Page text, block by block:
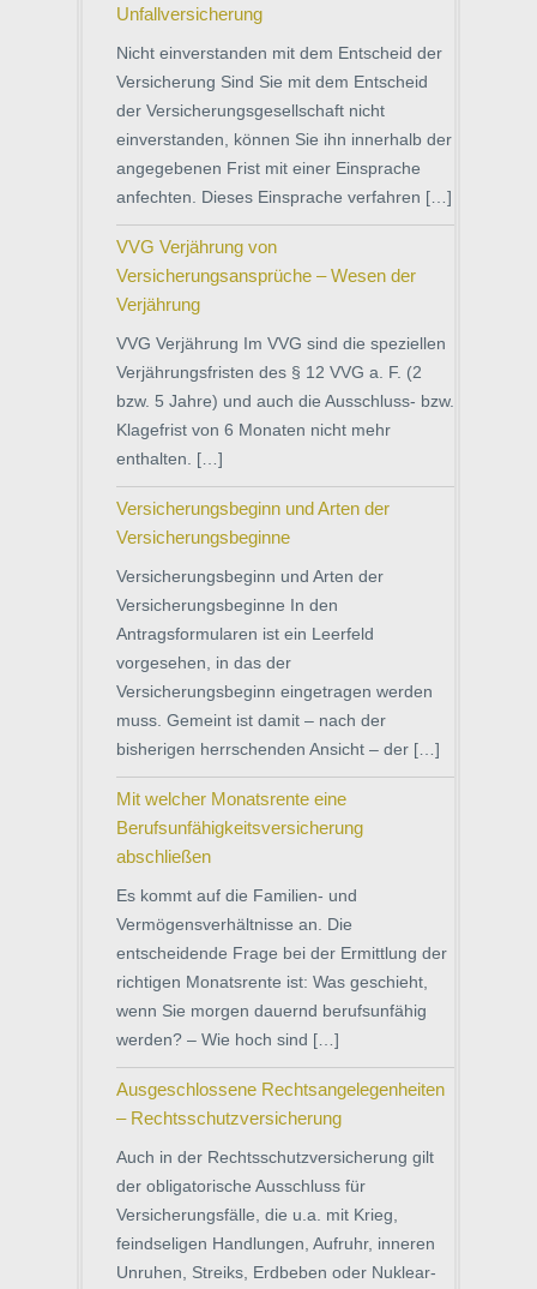
Unfallversicherung
Nicht einverstanden mit dem Entscheid der
Versicherung Sind Sie mit dem Entscheid
der Versicherungsgesellschaft nicht
einverstanden, können Sie ihn innerhalb der
angegebenen Frist mit einer Einsprache
anfechten. Dieses Einsprache verfahren […]
VVG Verjährung von
Versicherungsansprüche – Wesen der
Verjährung
VVG Verjährung Im VVG sind die speziellen
Verjährungsfristen des § 12 VVG a. F. (2
bzw. 5 Jahre) und auch die Ausschluss- bzw.
Klagefrist von 6 Monaten nicht mehr
enthalten. […]
Versicherungsbeginn und Arten der
Versicherungsbeginne
Versicherungsbeginn und Arten der
Versicherungsbeginne In den
Antragsformularen ist ein Leerfeld
vorgesehen, in das der
Versicherungsbeginn eingetragen werden
muss. Gemeint ist damit – nach der
bisherigen herrschenden Ansicht – der […]
Mit welcher Monatsrente eine
Berufsunfähigkeitsversicherung
abschließen
Es kommt auf die Familien- und
Vermögensverhältnisse an. Die
entscheidende Frage bei der Ermittlung der
richtigen Monatsrente ist: Was geschieht,
wenn Sie morgen dauernd berufsunfähig
werden? – Wie hoch sind […]
Ausgeschlossene Rechtsangelegenheiten
– Rechtsschutzversicherung
Auch in der Rechtsschutzversicherung gilt
der obligatorische Ausschluss für
Versicherungsfälle, die u.a. mit Krieg,
feindseligen Handlungen, Aufruhr, inneren
Unruhen, Streiks, Erdbeben oder Nuklear-